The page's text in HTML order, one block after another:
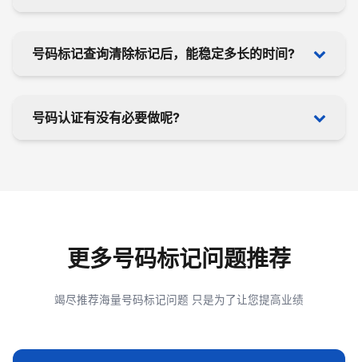
足啊:
可专业找我们取消;
号码标记查询清除标记后，能稳定多长的时间?
的亲和态度有关，保持良好态度舒心沟通可保持更持
号码认证有没有必要做呢?
更多号码标记问题推荐
竭尽推荐海量号码标记问题 只是为了让您提高业绩